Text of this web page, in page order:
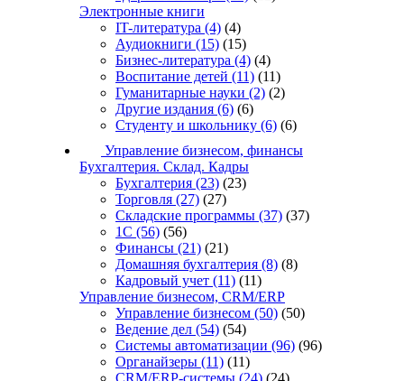
Электронные книги
IT-литература (4) (4)
Аудиокниги (15) (15)
Бизнес-литература (4) (4)
Воспитание детей (11) (11)
Гуманитарные науки (2) (2)
Другие издания (6) (6)
Студенту и школьнику (6) (6)
Управление бизнесом, финансы
Бухгалтерия. Склад. Кадры
Бухгалтерия (23) (23)
Торговля (27) (27)
Складские программы (37) (37)
1С (56) (56)
Финансы (21) (21)
Домашняя бухгалтерия (8) (8)
Кадровый учет (11) (11)
Управление бизнесом, CRM/ERP
Управление бизнесом (50) (50)
Ведение дел (54) (54)
Системы автоматизации (96) (96)
Органайзеры (11) (11)
CRM/ERP-системы (24) (24)